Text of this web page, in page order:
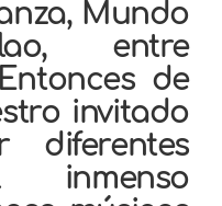
Mundo
entre
de
invitado
diferentes
inmenso